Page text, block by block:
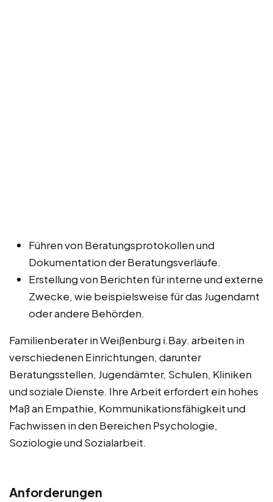
Führen von Beratungsprotokollen und
Dokumentation der Beratungsverläufe.
Erstellung von Berichten für interne und externe
Zwecke, wie beispielsweise für das Jugendamt
oder andere Behörden.
Familienberater in Weißenburg i.Bay. arbeiten in
verschiedenen Einrichtungen, darunter
Beratungsstellen, Jugendämter, Schulen, Kliniken
und soziale Dienste. Ihre Arbeit erfordert ein hohes
Maß an Empathie, Kommunikationsfähigkeit und
Fachwissen in den Bereichen Psychologie,
Soziologie und Sozialarbeit.
Anforderungen